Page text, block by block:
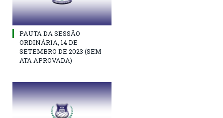
PAUTA DA SESSÃO
ORDINÁRIA, 14 DE
SETEMBRO DE 2023 (SEM
ATA APROVADA)